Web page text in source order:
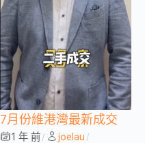
7月份維港灣最新成交
1 年 前 / joelau /